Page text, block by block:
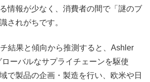
情報が少なく、消費者の間で「謎のブ
されがちです。
結果と傾向から推測すると、Ashler
ーバルなサプライチェーンを駆使
で製品の企画・製造を行い、欧米や日